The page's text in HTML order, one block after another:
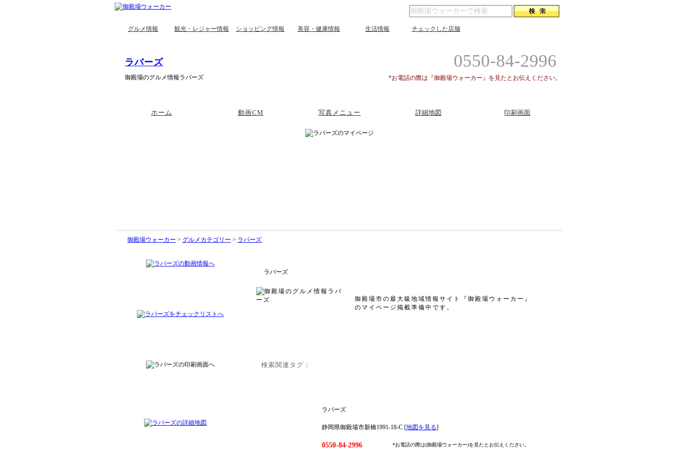
グルメ情報 観光・レジャー情報 ショッピング情報 美容・健康情報 生活情報 チェックした店舗
ラバーズ
御殿場のグルメ情報ラバーズ
0550-84-2996
*お電話の際は『御殿場ウォーカー』を見たとお伝えください。
ホーム 動画CM 写真メニュー 詳細地図 印刷画面
御殿場ウォーカー > グルメカテゴリー > ラバーズ
ラバーズ
御殿場市の最大級地域情報サイト『御殿場ウォーカー』
のマイページ掲載準備中です。
検索関連タグ：
ラバーズ
静岡県御殿場市新橋1991-18-C [地図を見る]
0550-84-2996 *お電話の際は(御殿場ウォーカー)を見たとお伝えください。